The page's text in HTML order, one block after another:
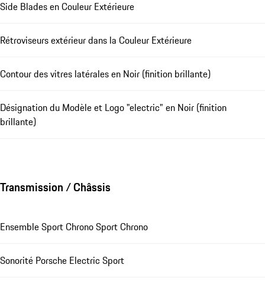
Side Blades en Couleur Extérieure
Rétroviseurs extérieur dans la Couleur Extérieure
Contour des vitres latérales en Noir (finition brillante)
Désignation du Modèle et Logo "electric" en Noir (finition
brillante)
Transmission / Châssis
Ensemble Sport Chrono Sport Chrono
Sonorité Porsche Electric Sport